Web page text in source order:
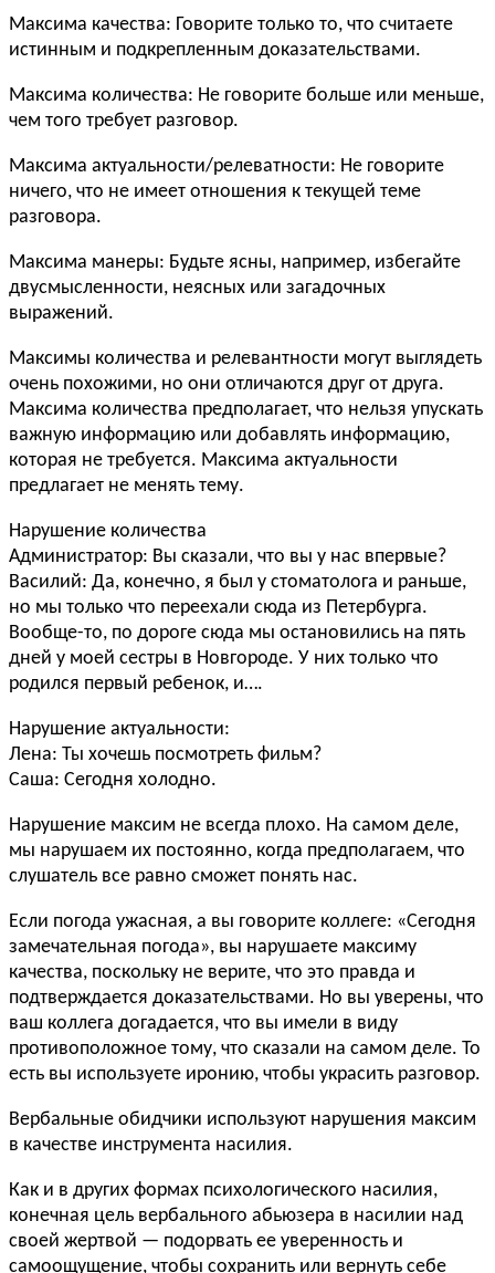
Максима качества: Говорите только то, что считаете
истинным и подкрепленным доказательствами.
Максима количества: Не говорите больше или меньше,
чем того требует разговор.
Максима актуальности/релеватности: Не говорите
ничего, что не имеет отношения к текущей теме
разговора.
Максима манеры: Будьте ясны, например, избегайте
двусмысленности, неясных или загадочных
выражений.
Максимы количества и релевантности могут выглядеть
очень похожими, но они отличаются друг от друга.
Максима количества предполагает, что нельзя упускать
важную информацию или добавлять информацию,
которая не требуется. Максима актуальности
предлагает не менять тему.
Нарушение количества
Администратор: Вы сказали, что вы у нас впервые?
Василий: Да, конечно, я был у стоматолога и раньше,
но мы только что переехали сюда из Петербурга.
Вообще-то, по дороге сюда мы остановились на пять
дней у моей сестры в Новгороде. У них только что
родился первый ребенок, и….
Нарушение актуальности:
Лена: Ты хочешь посмотреть фильм?
Саша: Сегодня холодно.
Нарушение максим не всегда плохо. На самом деле,
мы нарушаем их постоянно, когда предполагаем, что
слушатель все равно сможет понять нас.
Если погода ужасная, а вы говорите коллеге: «Сегодня
замечательная погода», вы нарушаете максиму
качества, поскольку не верите, что это правда и
подтверждается доказательствами. Но вы уверены, что
ваш коллега догадается, что вы имели в виду
противоположное тому, что сказали на самом деле. То
есть вы используете иронию, чтобы украсить разговор.
Вербальные обидчики используют нарушения максим
в качестве инструмента насилия.
Как и в других формах психологического насилия,
конечная цель вербального абьюзера в насилии над
своей жертвой — подорвать ее уверенность и
самоощущение, чтобы сохранить или вернуть себе